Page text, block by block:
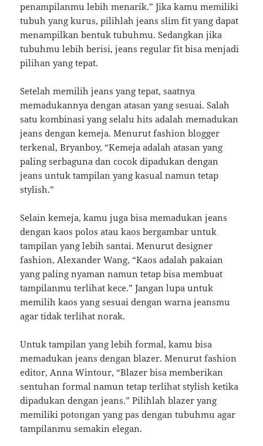
penampilanmu lebih menarik.” Jika kamu memiliki
tubuh yang kurus, pilihlah jeans slim fit yang dapat
menampilkan bentuk tubuhmu. Sedangkan jika
tubuhmu lebih berisi, jeans regular fit bisa menjadi
pilihan yang tepat.
Setelah memilih jeans yang tepat, saatnya
memadukannya dengan atasan yang sesuai. Salah
satu kombinasi yang selalu hits adalah memadukan
jeans dengan kemeja. Menurut fashion blogger
terkenal, Bryanboy, “Kemeja adalah atasan yang
paling serbaguna dan cocok dipadukan dengan
jeans untuk tampilan yang kasual namun tetap
stylish.”
Selain kemeja, kamu juga bisa memadukan jeans
dengan kaos polos atau kaos bergambar untuk
tampilan yang lebih santai. Menurut designer
fashion, Alexander Wang, “Kaos adalah pakaian
yang paling nyaman namun tetap bisa membuat
tampilanmu terlihat kece.” Jangan lupa untuk
memilih kaos yang sesuai dengan warna jeansmu
agar tidak terlihat norak.
Untuk tampilan yang lebih formal, kamu bisa
memadukan jeans dengan blazer. Menurut fashion
editor, Anna Wintour, “Blazer bisa memberikan
sentuhan formal namun tetap terlihat stylish ketika
dipadukan dengan jeans.” Pilihlah blazer yang
memiliki potongan yang pas dengan tubuhmu agar
tampilanmu semakin elegan.